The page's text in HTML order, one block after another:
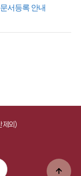
서등록 안내
제외)